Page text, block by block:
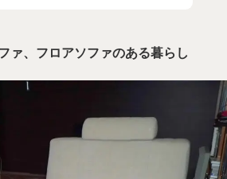
ァ、フロアソファのある暮らし